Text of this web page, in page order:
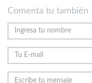
Comenta tu también